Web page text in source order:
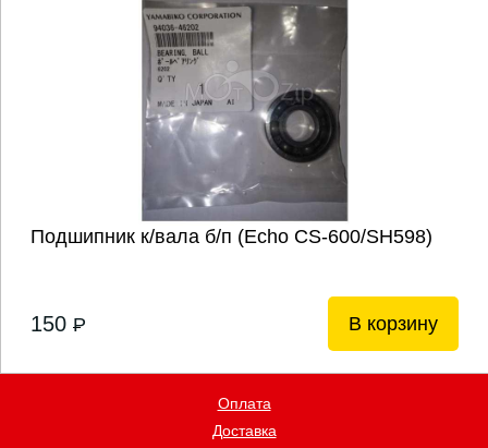
Подшипник к/вала б/п (Echo CS-600/SH598)
150 P В корзину
Оплата
Доставка